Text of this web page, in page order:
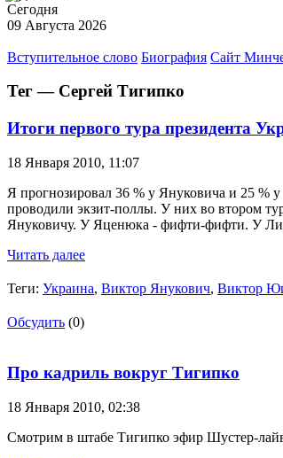
Сегодня
09 Августа 2026
Вступительное слово Биография Сайт
Тег — Сергей Тигипко
Итоги первого тура президента
18 Января 2010, 11:07
Я прогнозировал 36 % у Януковича и 25 %
проводили экзит-поллы. У них во втором
Януковичу. У Яценюка - фифти-фифти. У
Читать далее
Теги: Украина, Виктор Янукович, Виктор
Обсудить (0)
Про кадриль вокруг Тигипко
18 Января 2010, 02:38
Смотрим в штабе Тигипко эфир Шустер-